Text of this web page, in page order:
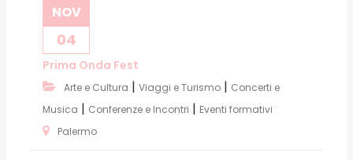
NOV
04
Prima Onda Fest
Arte e Cultura | Viaggi e Turismo | Concerti e
Musica | Conferenze e Incontri | Eventi formativi
Palermo